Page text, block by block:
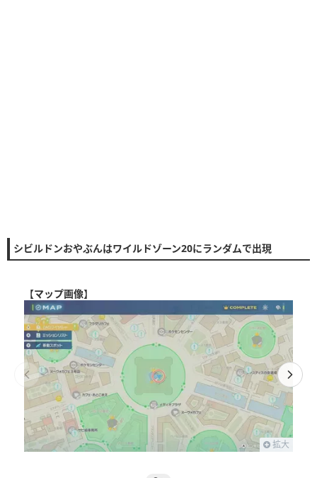
シビルドンおやぶんはワイルドゾーン20にランダムで出現
【マップ画像】
拡大